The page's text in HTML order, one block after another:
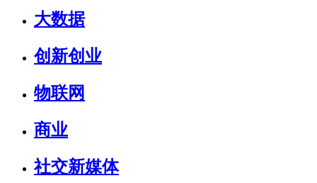
大数据
创新创业
物联网
商业
社交新媒体